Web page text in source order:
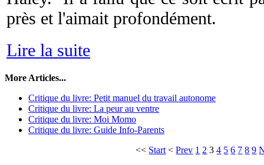
près et l'aimait profondément.
Lire la suite
More Articles...
Critique du livre: Petit manuel du travail autonome
Critique du livre: La peur au ventre
Critique du livre: Moi Momo
Critique du livre: Guide Info-Parents
<< Start <Prev 1 2 3 4 5 6 7 8 9